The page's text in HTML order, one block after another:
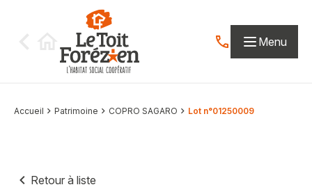
Contactez-nous
Menu
Accueil Patrimoine COPRO SAGARO Lot n°01250009
Retour à liste